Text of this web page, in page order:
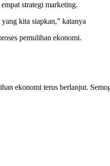
strategi marketing.
kita siapkan,” katanya
pemulihan ekonomi.
ekonomi terus berlanjut.